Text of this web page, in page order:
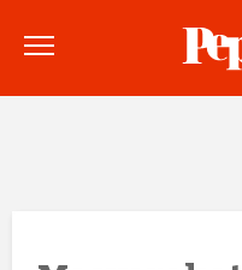
Politik